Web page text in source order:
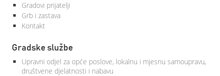
Gradovi prijatelji
Grb i zastava
Kontakt
Gradske službe
Upravni odjel za opće poslove, lokalnu i mjesnu samoupravu,
društvene djelatnosti i nabavu